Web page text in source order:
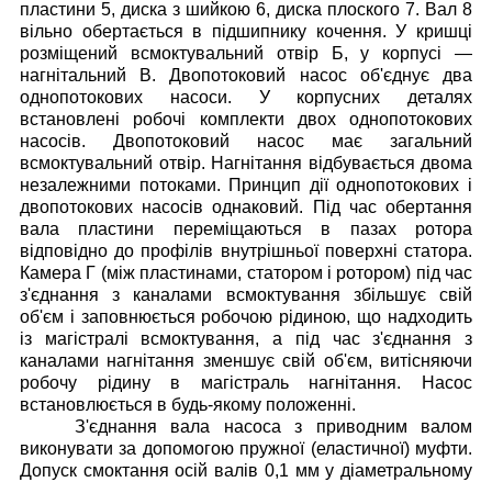
пластини 5, диска з шийкою 6, диска плоского 7. Вал 8
вільно обертається в підшипнику кочення. У кришці
розміщений всмоктувальний отвір Б, у корпусі —
нагнітальний В.Двопотоковий насос об'єднує два
однопотокових насоси. У корпусних деталях
встановлені робочі комплекти двох однопотокових
насосів. Двопотоковий насос має загальний
всмоктувальний отвір. Нагнітання відбувається двома
незалежними потоками. Принцип дії однопотокових і
двопотокових насосів однаковий. Під час обертання
вала пластини переміщаються в пазах ротора
відповідно до профілів внутрішньої поверхні статора.
Камера Г (між пластинами, статором і ротором) під час
з'єднання з каналами всмоктування збільшує свій
об'єм і заповнюється робочою рідиною, що надходить
із магістралі всмоктування, а під час з'єднання з
каналами нагнітання зменшує свій об'єм, витісняючи
робочу рідину в магістраль нагнітання.
Насос
встановлюється в будь-якому положенні.
З'єднання вала насоса з приводним валом
виконувати за допомогою пружної (еластичної) муфти.
Допуск смоктання осій валів 0,1 мм у діаметральному